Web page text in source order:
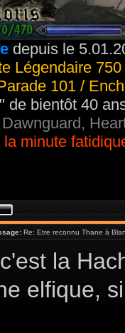
depuis le
Légendaire
101 /
de bientôt 40
la minute
Re: Etre reconnu Thane à
la
elfique,